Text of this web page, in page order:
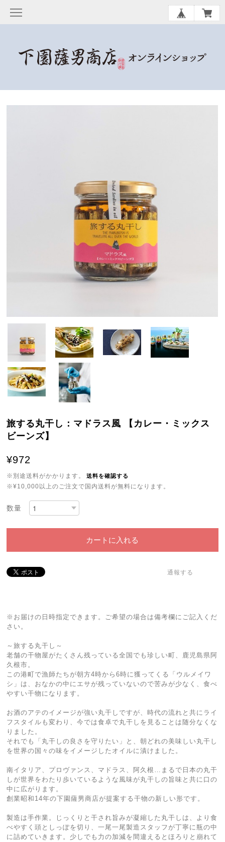
旅する丸干し：マドラス風 【カレー・ミックス
ビーンズ】
¥972
※別途送料がかかります。 送料を確認する
※¥10,000以上のご注文で国内送料が無料になります。
数量
カートに入れる
通報する
※お届けの日時指定できます。ご希望の場合は備考欄にご記入くだ
さい。
～旅する丸干し～
老舗の干物屋がたくさん残っている全国でも珍しい町、鹿児島県阿
久根市。
この港町で漁師たちが朝方4時から6時に獲ってくる「ウルメイワ
シ」は、おなかの中にエサが残っていないので苦みが少なく、食べ
やすい干物になります。
お酒のアテのイメージが強い丸干しですが、時代の流れと共にライ
フスタイルも変わり、今では食卓で丸干しを見ることは随分なくな
りました。
それでも「丸干しの良さを守りたい」と、朝どれの美味しい丸干し
を世界の国々の味をイメージしたオイルに漬けました。
南イタリア、プロヴァンス、マドラス、阿久根…まるで日本の丸干
しが世界をわたり歩いているような風味が丸干しの旨味と共に口の
中に広がります。
創業昭和14年の下園薩男商店が提案する干物の新しい形です。
製造は手作業。じっくりと干され旨みが凝縮した丸干しは、より食
べやすく頭としっぽを切り、一尾一尾製造スタッフが丁寧に瓶の中
に詰めていきます。少しでも力の加減を間違えるとほろりと崩れて